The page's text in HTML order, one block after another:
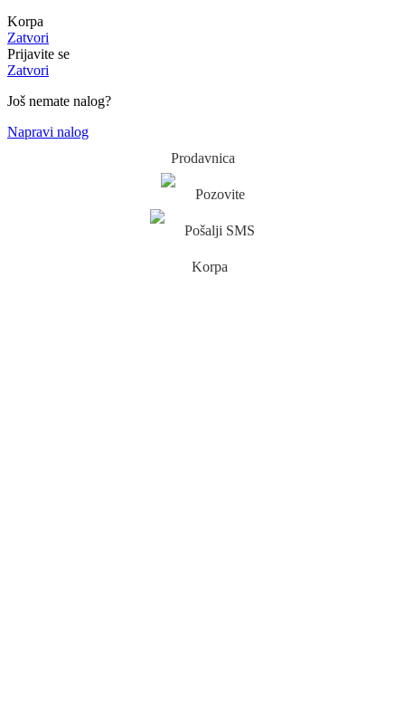
Korpa
Zatvori
Prijavite se
Zatvori
Još nemate nalog?
Napravi nalog
Prodavnica
Pozovite
Pošalji SMS
Korpa